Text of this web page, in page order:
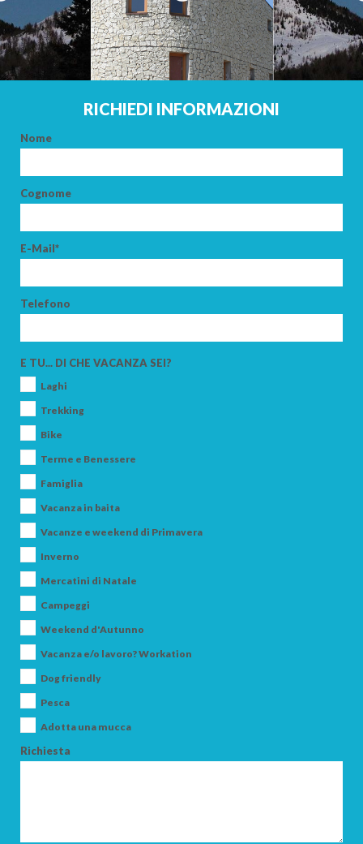
ADULTI
BAMBINI
CERCA
RICHIEDI INFORMAZIONI
Nome
Cognome
E-Mail*
Telefono
E TU... DI CHE VACANZA SEI?
Laghi
Trekking
Bike
Terme e Benessere
Famiglia
Vacanza in baita
Vacanze e weekend di Primavera
Inverno
Mercatini di Natale
Campeggi
Weekend d'Autunno
Vacanza e/o lavoro? Workation
Dog friendly
Pesca
Adotta una mucca
Richiesta